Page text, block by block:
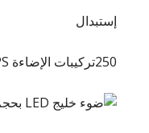
إستبدال
250تركيبات الإضاءة HID/HPS